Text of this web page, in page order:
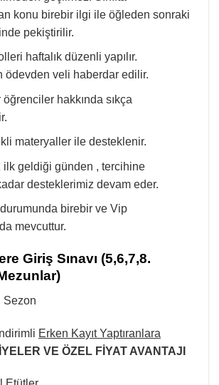
konu birebir ilgi ile öğleden sonraki
pekiştirilir.
haftalık düzenli yapılır.
ödevden veli haberdar edilir.
hakkında sıkça
materyaller ile desteklenir.
ilk geldiği günden , tercihine
desteklerimiz devam eder.
birebir ve Vip
mevcuttur.
Giriş Sınavı (5,6,7,8.
Sezon
Erken Kayıt Yaptıranlara
VE ÖZEL FİYAT AVANTAJI